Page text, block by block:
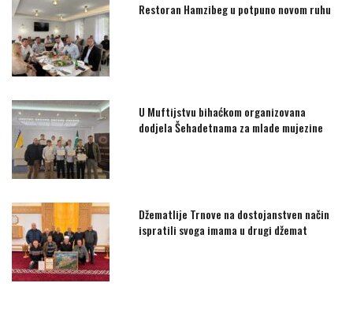
Restoran Hamzibeg u potpuno novom ruhu
U Muftijstvu bihaćkom organizovana
dodjela Šehadetnama za mlade mujezine
Džematlije Trnove na dostojanstven način
ispratili svoga imama u drugi džemat